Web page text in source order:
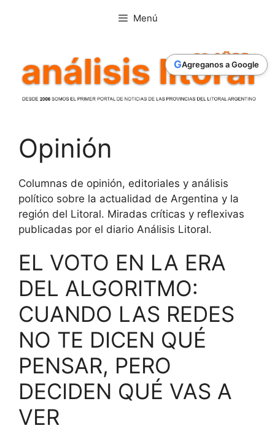
GAgreganos a Google
Menú
Opinión
Columnas de opinión, editoriales y análisis
político sobre la actualidad de Argentina y la
región del Litoral. Miradas críticas y reflexivas
publicadas por el diario Análisis Litoral.
EL VOTO EN LA ERA
DEL ALGORITMO:
CUANDO LAS REDES
NO TE DICEN QUÉ
PENSAR, PERO
DECIDEN QUÉ VAS A
VER